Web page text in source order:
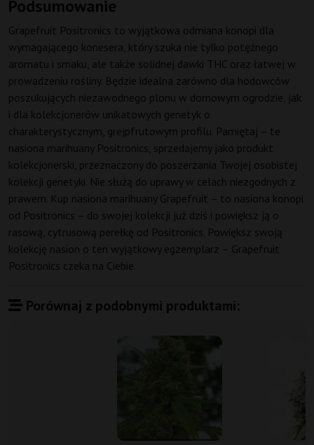
Podsumowanie
Grapefruit Positronics to wyjątkowa odmiana konopi dla
wymagającego konesera, który szuka nie tylko potężnego
aromatu i smaku, ale także solidnej dawki THC oraz łatwej w
prowadzeniu rośliny. Będzie idealna zarówno dla hodowców
poszukujących niezawodnego plonu w domowym ogrodzie, jak
i dla kolekcjonerów unikatowych genetyk o
charakterystycznym, grejpfrutowym profilu. Pamiętaj – te
nasiona marihuany Positronics, sprzedajemy jako produkt
kolekcjonerski, przeznaczony do poszerzania Twojej osobistej
kolekcji genetyki. Nie służą do uprawy w celach niezgodnych z
prawem. Kup nasiona marihuany Grapefruit – to nasiona konopi
od Positronics – do swojej kolekcji już dziś i powiększ ją o
rasową, cytrusową perełkę od Positronics. Powiększ swoją
kolekcję nasion o ten wyjątkowy egzemplarz – Grapefruit
Positronics czeka na Ciebie.
Porównaj z podobnymi produktami: